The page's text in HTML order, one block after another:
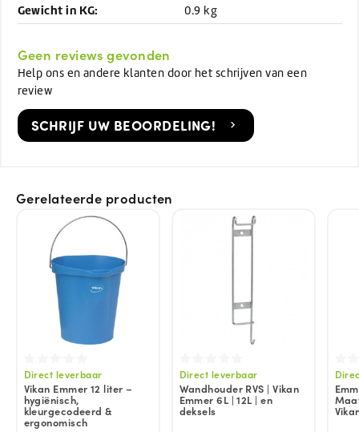
Gewicht in KG: 0.9 kg
Geen reviews gevonden
Help ons en andere klanten door het schrijven van een
review
SCHRIJF UW BEOORDELING!
Gerelateerde producten
Direct leverbaar
Vikan Emmer 12 liter –
hygiënisch,
kleurgecodeerd &
ergonomisch
Direct leverbaar
Wandhouder RVS | Vikan
Emmer 6L | 12L | en
deksels